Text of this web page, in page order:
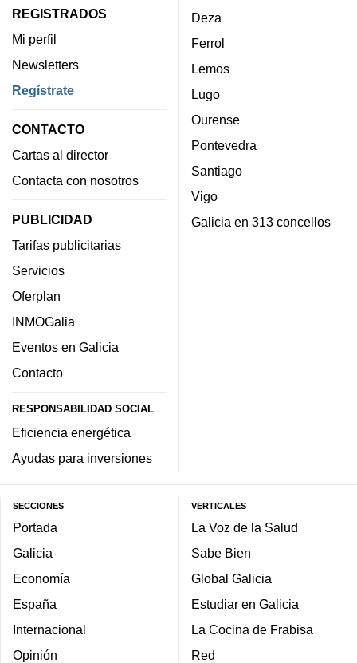
REGISTRADOS
Mi perfil
Newsletters
Regístrate
CONTACTO
Cartas al director
Contacta con nosotros
PUBLICIDAD
Tarifas publicitarias
Servicios
Oferplan
INMOGalia
Eventos en Galicia
Contacto
RESPONSABILIDAD SOCIAL
Eficiencia energética
Ayudas para inversiones
Deza
Ferrol
Lemos
Lugo
Ourense
Pontevedra
Santiago
Vigo
Galicia en 313 concellos
SECCIONES
Portada
Galicia
Economía
España
Internacional
Opinión
VERTICALES
La Voz de la Salud
Sabe Bien
Global Galicia
Estudiar en Galicia
La Cocina de Frabisa
Red